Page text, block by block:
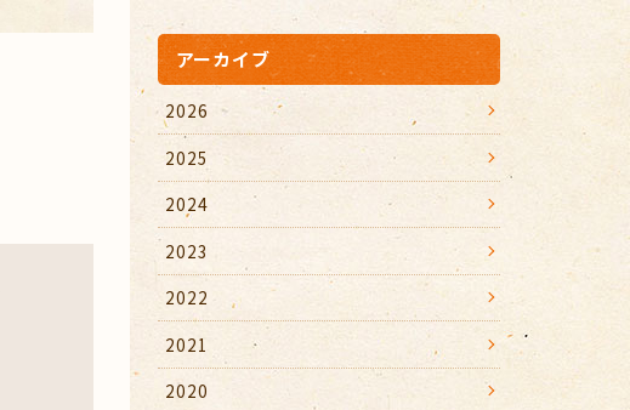
アーカイブ
2026
2025
2024
2023
2022
2021
2020